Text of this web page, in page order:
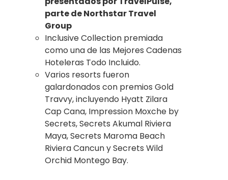
parte de Northstar Travel
Group
Inclusive Collection premiada
como una de las Mejores Cadenas
Hoteleras Todo Incluido.
Varios resorts fueron
galardonados con premios Gold
Travvy, incluyendo Hyatt Zilara
Cap Cana, Impression Moxche by
Secrets, Secrets Akumal Riviera
Maya, Secrets Maroma Beach
Riviera Cancun y Secrets Wild
Orchid Montego Bay.